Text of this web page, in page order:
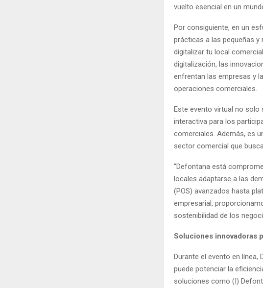
vuelto esencial en un
Por consiguiente, en un
prácticas a las pequeñas y
digitalizar tu local
digitalización, las
enfrentan las empresas y
operaciones comerciales.
Este evento virtual no solo
interactiva para los
comerciales. Además, es
sector comercial que
“Defontana está
locales adaptarse a las
(POS) avanzados hasta
empresarial,
sostenibilidad de los
Soluciones innovadoras
Durante el evento en
puede potenciar la
soluciones como (I)